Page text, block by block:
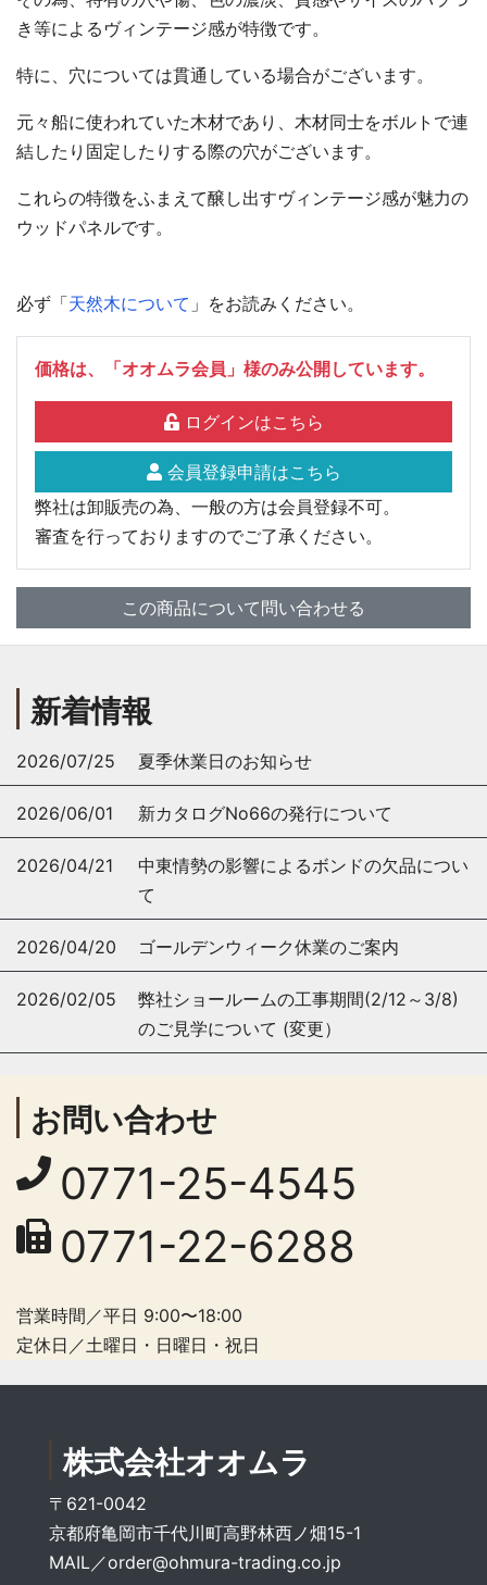
き等によるヴィンテージ感が特徴です。
特に、穴については貫通している場合がございます。
元々船に使われていた木材であり、木材同士をボルトで連
結したり固定したりする際の穴がございます。
これらの特徴をふまえて醸し出すヴィンテージ感が魅力の
ウッドパネルです。
必ず「天然木について 」をお読みください。
価格は、「オオムラ会員」様のみ公開しています。
ログインはこちら
会員登録申請はこちら
弊社は卸販売の為、一般の方は会員登録不可。
審査を行っておりますのでご了承ください。
この商品について問い合わせる
新着情報
2026/07/25 夏季休業日のお知らせ
2026/06/01 新カタログNo66の発行について
2026/04/21
中東情勢の影響によるボンドの欠品につい
て
2026/04/20 ゴールデンウィーク休業のご案内
2026/02/05
弊社ショールームの工事期間(2/12～3/8)
のご見学について (変更）
お問い合わせ
0771-25-4545
0771-22-6288
営業時間／平日 9:00〜18:00
定休日／土曜日・日曜日・祝日
株式会社オオムラ
〒621-0042
京都府亀岡市千代川町高野林西ノ畑15-1
MAIL／order@ohmura-trading.co.jp